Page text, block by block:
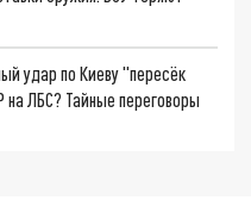
удар по Киеву "пересёк
ЛБС? Тайные переговоры